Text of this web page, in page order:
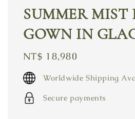
SUMMER MIST
GOWN IN
Regular
price
NT$ 18,980
Worldwide Shipping
Secure payments